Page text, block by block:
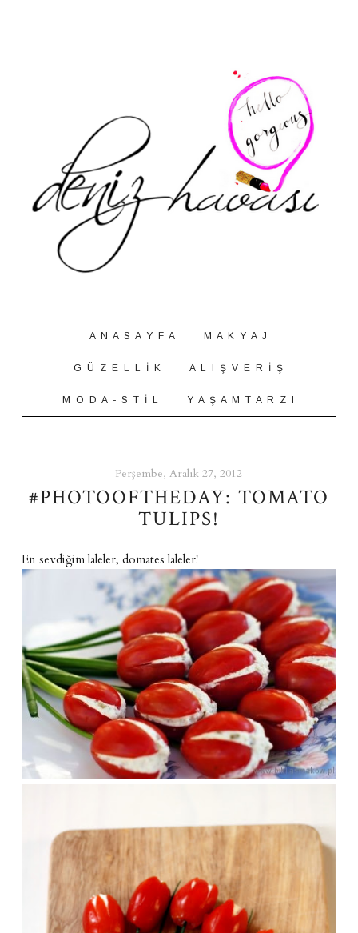
A N A S A Y F A M A K Y A J
G Ü Z E L L İ K A L I Ş V E R İ Ş
M O D A - S T İ L Y A Ş A M T A R Z I
Perşembe, Aralık 27, 2012
#PHOTOOFTHEDAY: TOMATO
TULIPS!
En sevdiğim laleler, domates laleler!